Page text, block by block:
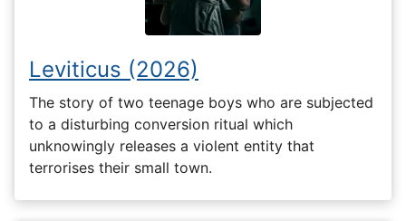
Leviticus (2026)
The story of two teenage boys who are subjected
to a disturbing conversion ritual which
unknowingly releases a violent entity that
terrorises their small town.